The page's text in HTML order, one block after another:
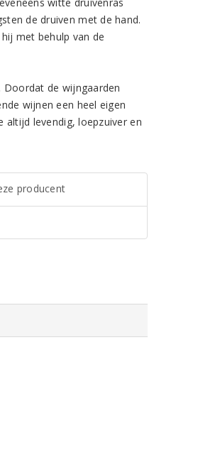
de druiven met de hand.
met behulp van de
Doordat de wijngaarden
wijnen een heel eigen
altijd levendig, loepzuiver en
producent